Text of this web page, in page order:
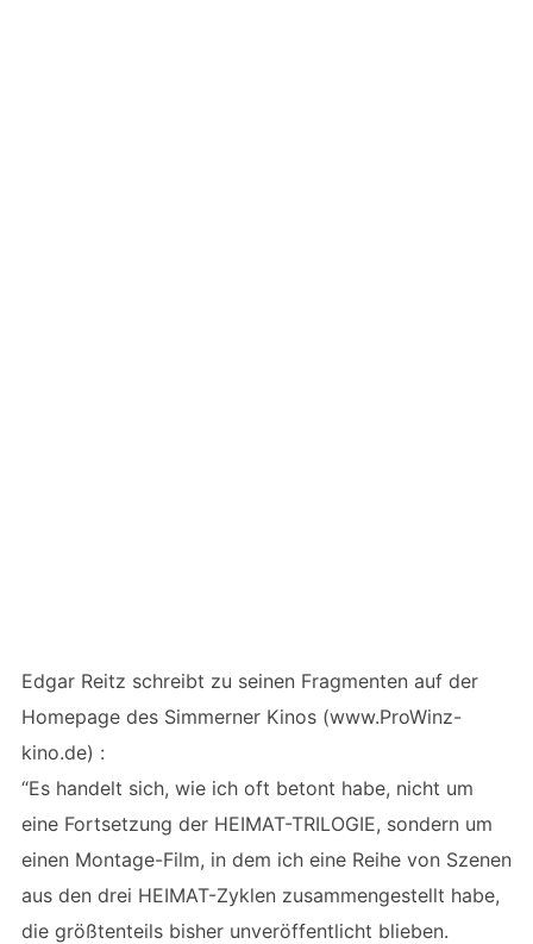
Edgar Reitz schreibt zu seinen Fragmenten auf der
Homepage des Simmerner Kinos (www.ProWinz-
kino.de) :
“Es handelt sich, wie ich oft betont habe, nicht um
eine Fortsetzung der HEIMAT-TRILOGIE, sondern um
einen Montage-Film, in dem ich eine Reihe von Szenen
aus den drei HEIMAT-Zyklen zusammengestellt habe,
die größtenteils bisher unveröffentlicht blieben.